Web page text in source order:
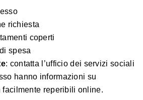
richiesta
coperti
spesa
: contatta l’ufficio dei servizi sociali
hanno informazioni su
facilmente reperibili online.